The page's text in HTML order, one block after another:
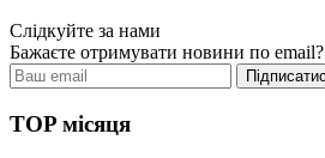
Слідкуйте за нами
Бажаєте отримувати новини по email?
TOP місяця